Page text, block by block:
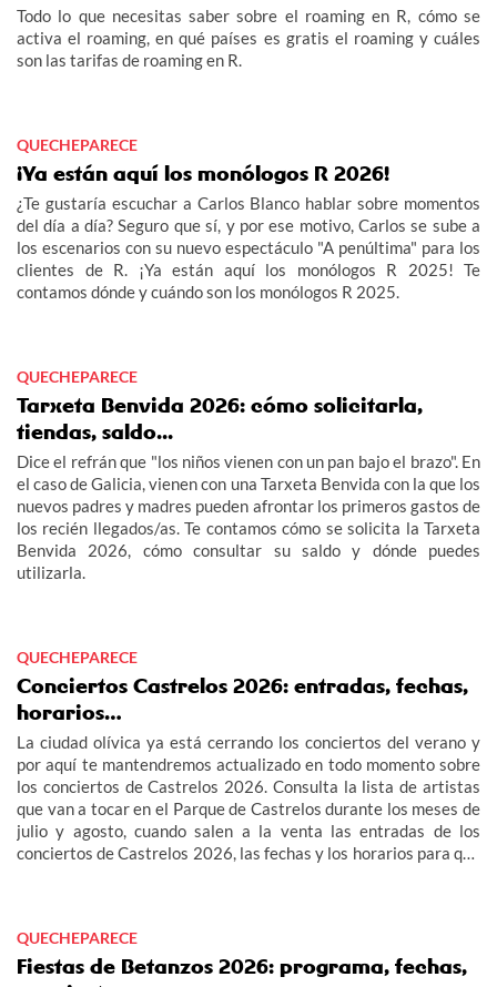
Todo lo que necesitas saber sobre el roaming en R, cómo se
activa el roaming, en qué países es gratis el roaming y cuáles
son las tarifas de roaming en R.
QUECHEPARECE
¡Ya están aquí los monólogos R 2026!
¿Te gustaría escuchar a Carlos Blanco hablar sobre momentos
del día a día? Seguro que sí, y por ese motivo, Carlos se sube a
los escenarios con su nuevo espectáculo "A penúltima" para los
clientes de R. ¡Ya están aquí los monólogos R 2025! Te
contamos dónde y cuándo son los monólogos R 2025.
QUECHEPARECE
Tarxeta Benvida 2026: cómo solicitarla,
tiendas, saldo...
Dice el refrán que "los niños vienen con un pan bajo el brazo". En
el caso de Galicia, vienen con una Tarxeta Benvida con la que los
nuevos padres y madres pueden afrontar los primeros gastos de
los recién llegados/as. Te contamos cómo se solicita la Tarxeta
Benvida 2026, cómo consultar su saldo y dónde puedes
utilizarla.
QUECHEPARECE
Conciertos Castrelos 2026: entradas, fechas,
horarios…
La ciudad olívica ya está cerrando los conciertos del verano y
por aquí te mantendremos actualizado en todo momento sobre
los conciertos de Castrelos 2026. Consulta la lista de artistas
que van a tocar en el Parque de Castrelos durante los meses de
julio y agosto, cuando salen a la venta las entradas de los
conciertos de Castrelos 2026, las fechas y los horarios para que
QUECHEPARECE
Fiestas de Betanzos 2026: programa, fechas,